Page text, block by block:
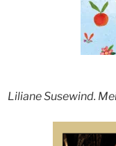
Liliane Susewind.